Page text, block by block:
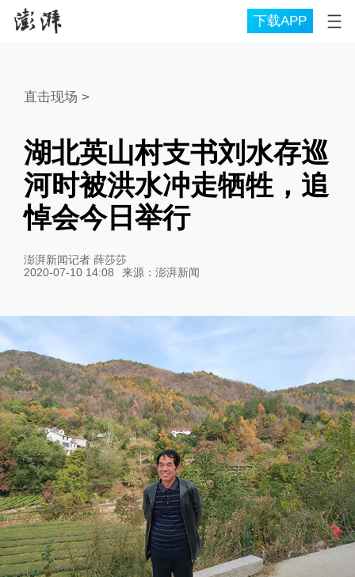
下载APP
直击现场 >
湖北英山村支书刘水存巡
河时被洪水冲走牺牲，追
悼会今日举行
澎湃新闻记者 薛莎莎
2020-07-10 14:08
来源： 澎湃新闻